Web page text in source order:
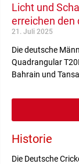
Licht und
erreichen den
21. Juli 2025
Die deutsche
Quadrangular
Bahrain und
Historie
Die Deutsche